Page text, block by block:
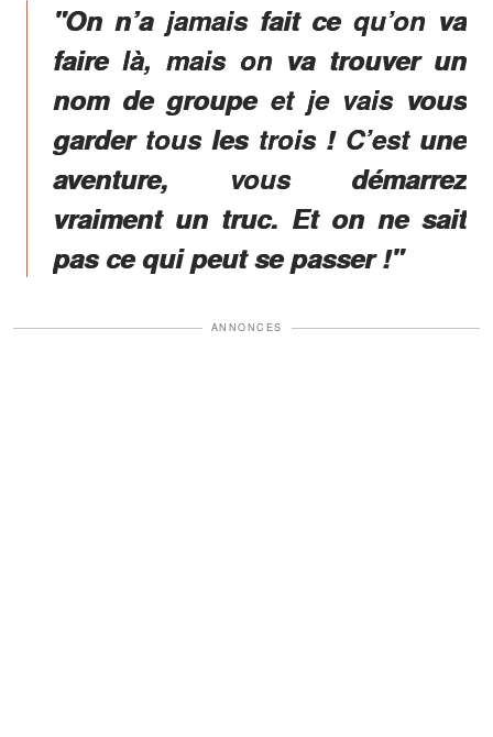
"On n’a jamais fait ce qu’on va
faire là, mais on va trouver un
nom de groupe et je vais vous
garder tous les trois! C’est une
aventure, vous démarrez
vraiment un truc. Et on ne sait
pas ce qui peut se passer !"
ANNONCES